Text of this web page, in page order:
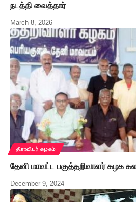
நடத்தி வைத்தார்
March 8, 2026
திராவிடர் கழகம்
தேனி மாவட்ட பகுத்தறிவாளர் கழக
December 9, 2024